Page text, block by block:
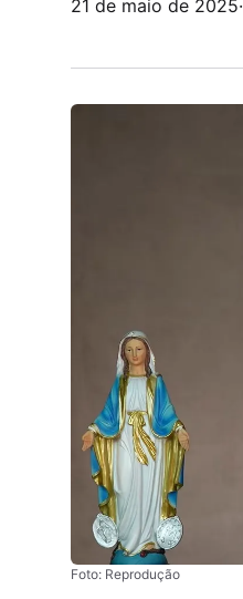
21 de maio de 2025·
Foto: Reprodução